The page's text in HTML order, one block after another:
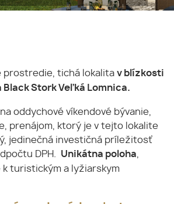
prostredie, tichá lokalita v blízkosti
Stork Veľká Lomnica.
oddychové víkendové bývanie,
prenájom, ktorý je v tejto lokalite
jedinečná investičná príležitosť
DPH.
Unikátna poloha,
turistickým a lyžiarskym